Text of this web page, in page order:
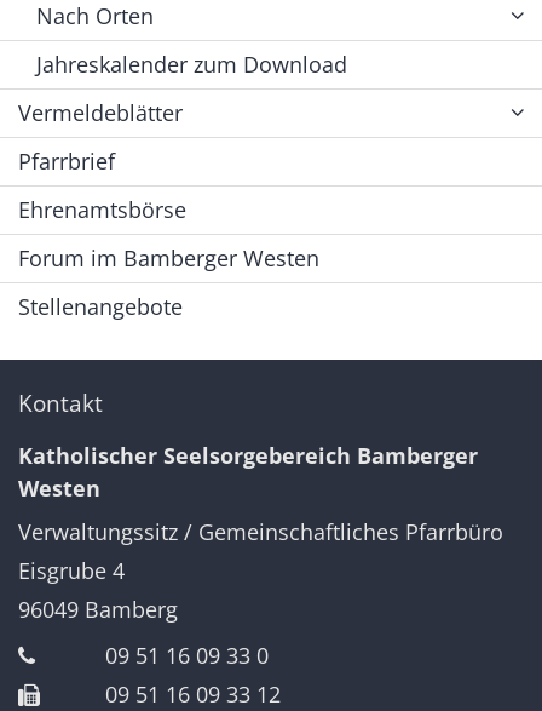
Nach Orten
Jahreskalender zum Download
Vermeldeblätter
Pfarrbrief
Ehrenamtsbörse
Forum im Bamberger Westen
Stellenangebote
Kontakt
Katholischer Seelsorgebereich Bamberger
Westen
Verwaltungssitz / Gemeinschaftliches Pfarrbüro
Eisgrube 4
96049 Bamberg
09 51 16 09 33 0
09 51 16 09 33 12